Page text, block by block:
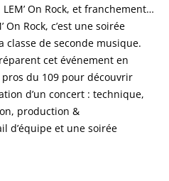
On Rock, et franchement…
On Rock, c’est une soirée
de seconde musique.
cet événement en
du 109 pour découvrir
d’un concert : technique,
production &
d’équipe et une soirée